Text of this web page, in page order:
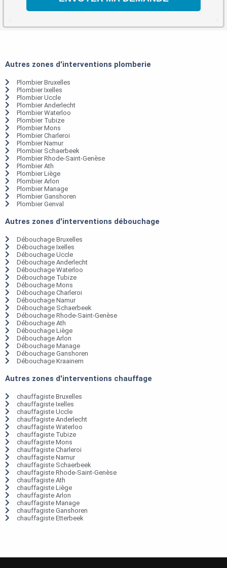
Autres zones d'interventions plomberie
Plombier Bruxelles
Plombier Ixelles
Plombier Uccle
Plombier Anderlecht
Plombier Waterloo
Plombier Tubize
Plombier Mons
Plombier Charleroi
Plombier Namur
Plombier Schaerbeek
Plombier Rhode-Saint-Genèse
Plombier Ath
Plombier Liège
Plombier Arlon
Plombier Manage
Plombier Ganshoren
Plombier Genval
Autres zones d'interventions débouchage
Débouchage Bruxelles
Débouchage Ixelles
Débouchage Uccle
Débouchage Anderlecht
Débouchage Waterloo
Débouchage Tubize
Débouchage Mons
Débouchage Charleroi
Débouchage Namur
Débouchage Schaerbeek
Débouchage Rhode-Saint-Genèse
Débouchage Ath
Débouchage Liège
Débouchage Arlon
Débouchage Manage
Débouchage Ganshoren
Débouchage Kraainem
Autres zones d'interventions chauffage
chauffagiste Bruxelles
chauffagiste Ixelles
chauffagiste Uccle
chauffagiste Anderlecht
chauffagiste Waterloo
chauffagiste Tubize
chauffagiste Mons
chauffagiste Charleroi
chauffagiste Namur
chauffagiste Schaerbeek
chauffagiste Rhode-Saint-Genèse
chauffagiste Ath
chauffagiste Liège
chauffagiste Arlon
chauffagiste Manage
chauffagiste Ganshoren
chauffagiste Etterbeek